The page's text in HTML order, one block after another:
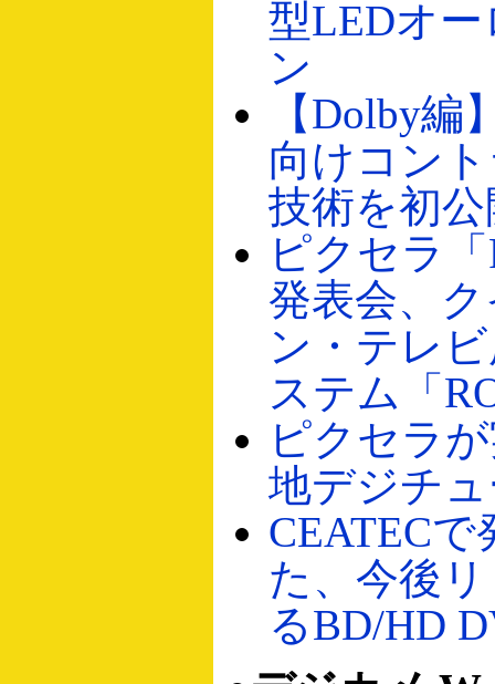
型LEDオ
ン
【Dolby編
向けコン
技術を初公
ピクセラ
発表会、
ン・テレ
ステム「
ピクセラ
地デジチ
CEATEC
た、今後
るBD/HD